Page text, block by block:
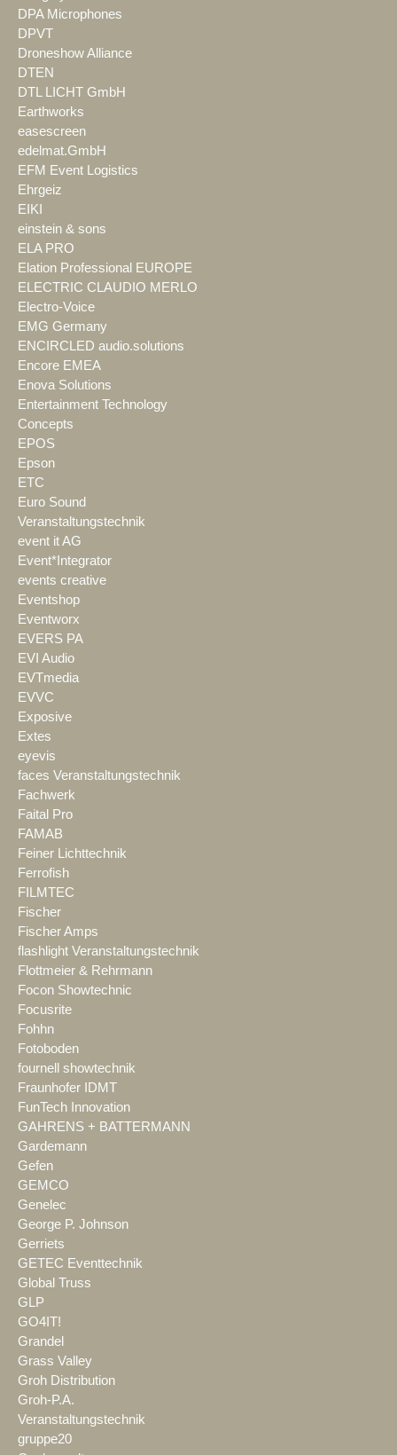
DPA Microphones
DPVT
Droneshow Alliance
DTEN
DTL LICHT GmbH
Earthworks
easescreen
edelmat.GmbH
EFM Event Logistics
Ehrgeiz
EIKI
einstein & sons
ELA PRO
Elation Professional EUROPE
ELECTRIC CLAUDIO MERLO
Electro-Voice
EMG Germany
ENCIRCLED audio.solutions
Encore EMEA
Enova Solutions
Entertainment Technology
Concepts
EPOS
Epson
ETC
Euro Sound
Veranstaltungstechnik
event it AG
Event*Integrator
events creative
Eventshop
Eventworx
EVERS PA
EVI Audio
EVTmedia
EVVC
Exposive
Extes
eyevis
faces Veranstaltungstechnik
Fachwerk
Faital Pro
FAMAB
Feiner Lichttechnik
Ferrofish
FILMTEC
Fischer
Fischer Amps
flashlight Veranstaltungstechnik
Flottmeier & Rehrmann
Focon Showtechnic
Focusrite
Fohhn
Fotoboden
fournell showtechnik
Fraunhofer IDMT
FunTech Innovation
GAHRENS + BATTERMANN
Gardemann
Gefen
GEMCO
Genelec
George P. Johnson
Gerriets
GETEC Eventtechnik
Global Truss
GLP
GO4IT!
Grandel
Grass Valley
Groh Distribution
Groh-P.A.
Veranstaltungstechnik
gruppe20